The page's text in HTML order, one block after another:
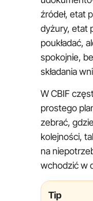
źródeł, etat
dyżury, etat
poukładać,
spokojnie,
składania
W CBIF
prostego
zebrać,
kolejności,
na
wchodzić w
Tip